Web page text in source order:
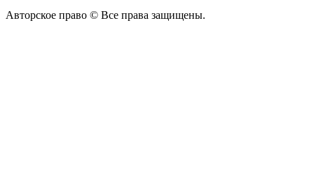
Авторское право © Все права защищены.